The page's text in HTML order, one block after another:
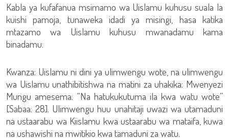
Kabla ya kufafanua msimamo wa Uislamu kuhusu suala la
kuishi pamoja, tunaweka idadi ya misingi, hasa katika
mtazamo wa Uislamu kuhusu mwanadamu kama
binadamu:
Kwanza: Uislamu ni dini ya ulimwengu wote, na ulimwengu
wa Uislamu unathibitishwa na matini za uhakika: Mwenyezi
Mungu amesema: “Na hatukukutuma ila kwa watu wote”
[Sabaa: 28]. Ulimwengu huu unahitaji uwazi wa utamaduni
na ustaarabu wa Kiislamu kwa ustaarabu wa mataifa, kuwa
na ushawishi na mwitikio kwa tamaduni za watu.